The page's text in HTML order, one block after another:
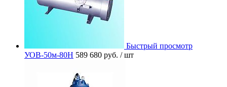
Быстрый просмотр
УОВ-50м-80Н 589 680 руб. / шт